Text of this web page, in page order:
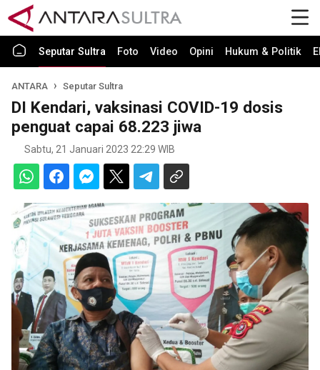
Seputar Sultra Foto Video Opini Hukum & Politik
ANTARA Seputar Sultra
DI Kendari, vaksinasi COVID-19 dosis
penguat capai 68.223 jiwa
Sabtu, 21 Januari 2023 22:29 WIB